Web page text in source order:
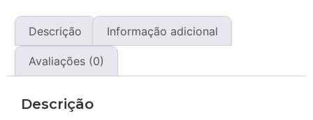
Descrição Informação adicional
Avaliações (0)
Descrição